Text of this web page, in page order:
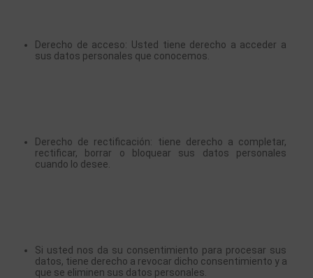
Derecho de acceso: Usted tiene derecho a acceder a
sus datos personales que conocemos.
Derecho de rectificación: tiene derecho a completar,
rectificar, borrar o bloquear sus datos personales
cuando lo desee.
Si usted nos da su consentimiento para procesar sus
datos, tiene derecho a revocar dicho consentimiento y a
que se eliminen sus datos personales.